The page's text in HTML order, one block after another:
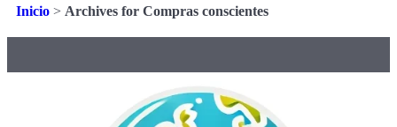
Inicio > Archives for Compras conscientes